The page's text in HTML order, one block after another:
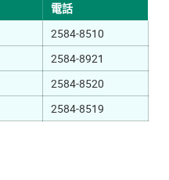
電話
2584-8510
2584-8921
2584-8520
2584-8519